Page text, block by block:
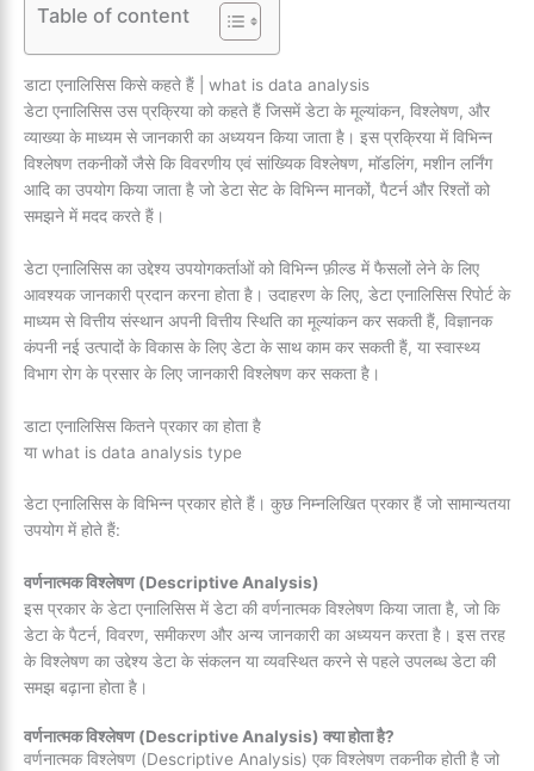
Table of content
डाटा एनालिसिस किसे कहते हैं | what is data analysis
डेटा एनालिसिस उस प्रक्रिया को कहते हैं जिसमें डेटा के मूल्यांकन, विश्लेषण, और
व्याख्या के माध्यम से जानकारी का अध्ययन किया जाता है। इस प्रक्रिया में विभिन्न
विश्लेषण तकनीकों जैसे कि विवरणीय एवं सांख्यिक विश्लेषण, मॉडलिंग, मशीन लर्निंग
आदि का उपयोग किया जाता है जो डेटा सेट के विभिन्न मानकों, पैटर्न और रिश्तों को
समझने में मदद करते हैं।
डेटा एनालिसिस का उद्देश्य उपयोगकर्ताओं को विभिन्न फ़ील्ड में फैसलों लेने के लिए
आवश्यक जानकारी प्रदान करना होता है। उदाहरण के लिए, डेटा एनालिसिस रिपोर्ट के
माध्यम से वित्तीय संस्थान अपनी वित्तीय स्थिति का मूल्यांकन कर सकती हैं, विज्ञानक
कंपनी नई उत्पादों के विकास के लिए डेटा के साथ काम कर सकती हैं, या स्वास्थ्य
विभाग रोग के प्रसार के लिए जानकारी विश्लेषण कर सकता है।
डाटा एनालिसिस कितने प्रकार का होता है
या what is data analysis type
डेटा एनालिसिस के विभिन्न प्रकार होते हैं। कुछ निम्नलिखित प्रकार हैं जो सामान्यतया
उपयोग में होते हैं:
वर्णनात्मक विश्लेषण (Descriptive Analysis)
इस प्रकार के डेटा एनालिसिस में डेटा की वर्णनात्मक विश्लेषण किया जाता है, जो कि
डेटा के पैटर्न, विवरण, समीकरण और अन्य जानकारी का अध्ययन करता है। इस तरह
के विश्लेषण का उद्देश्य डेटा के संकलन या व्यवस्थित करने से पहले उपलब्ध डेटा की
समझ बढ़ाना होता है।
वर्णनात्मक विश्लेषण (Descriptive Analysis) क्या होता है?
वर्णनात्मक विश्लेषण (Descriptive Analysis) एक विश्लेषण तकनीक होती है जो